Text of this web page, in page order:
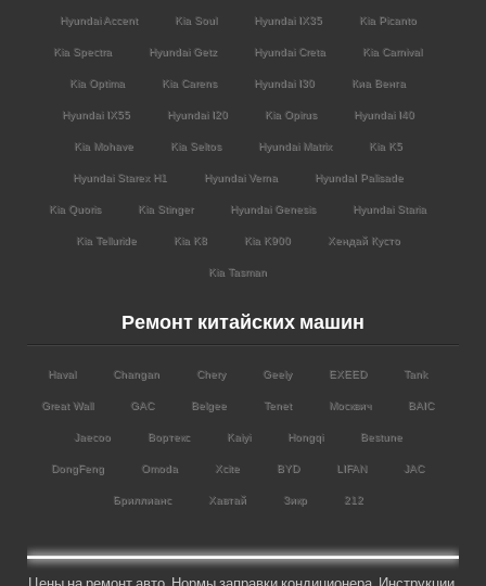
Hyundai Accent Kia Soul Hyundai IX35 Kia Picanto
Kia Spectra Hyundai Getz Hyundai Creta Kia Carnival
Kia Optima Kia Carens Hyundai I30 Киа Венга
Hyundai IX55 Hyundai I20 Kia Opirus Hyundai I40
Kia Mohave Kia Seltos Hyundai Matrix Kia K5
Hyundai Starex H1 Hyundai Verna HyundaI Palisade
Kia Quoris Kia Stinger Hyundai Genesis Hyundai Staria
Kia Telluride Kia K8 Kia K900 Хендай Кусто
Kia Tasman
Ремонт китайских машин
Haval Changan Chery Geely EXEED Tank
Great Wall GAC Belgee Tenet Москвич BAIC
Jaecoo Вортекс Kaiyi Hongqi Bestune
DongFeng Omoda Xcite BYD LIFAN JAC
Бриллианс Хавтай Зикр 212